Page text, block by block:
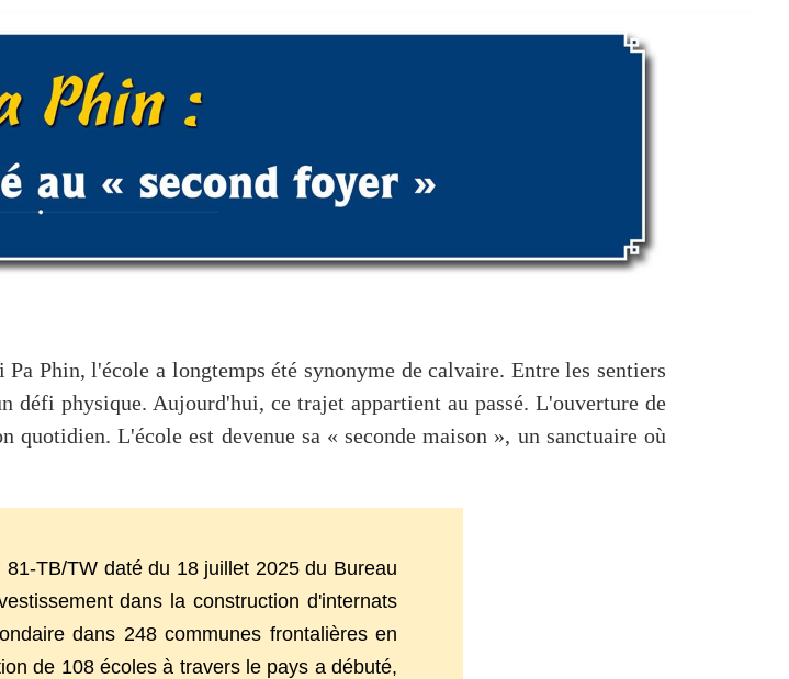
Phin, l'école a longtemps été synonyme de calvaire. Entre les sentiers
défi physique. Aujourd'hui, ce trajet appartient au passé. L'ouverture de
L'école est devenue sa « seconde maison », un sanctuaire où
TB/TW daté du 18 juillet 2025 du Bureau
dans la construction d'internats
dans 248 communes frontalières en
de 108 écoles à travers le pays a débuté,